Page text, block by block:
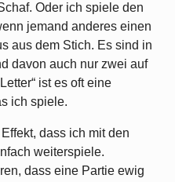
Oder ich spiele den
jemand anderes einen
aus dem Stich. Es sind in
davon auch nur zwei auf
ist es oft eine
ich spiele.
dass ich mit den
weiterspiele.
dass eine Partie ewig